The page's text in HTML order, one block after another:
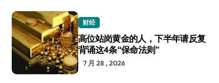
财经
高位站岗黄金的人，下半年请反复
背诵这4条“保命法则”
7 月 28 , 2026